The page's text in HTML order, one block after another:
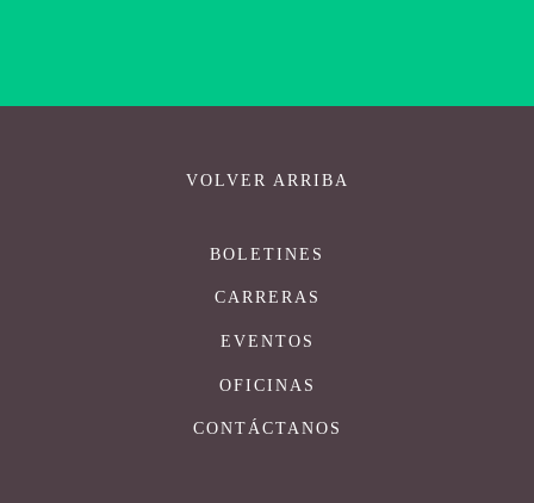
VOLVER ARRIBA
BOLETINES
CARRERAS
EVENTOS
OFICINAS
CONTÁCTANOS